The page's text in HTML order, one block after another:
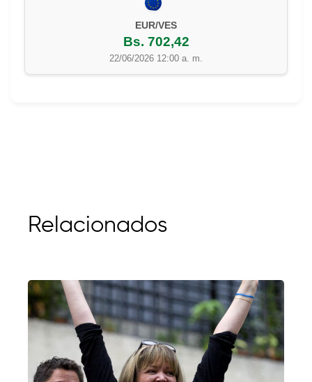
EUR/VES
Bs. 702,42
22/06/2026 12:00 a. m.
Relacionados